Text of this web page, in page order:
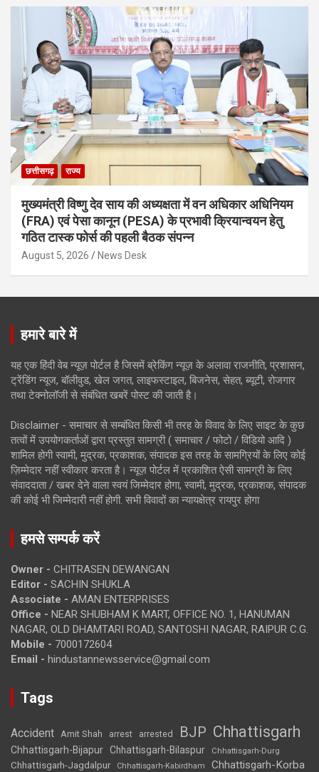
छत्तीसगढ़ राज्य
मुख्यमंत्री विष्णु देव साय की अध्यक्षता में वन अधिकार अधिनियम
(FRA) एवं पेसा कानून (PESA) के प्रभावी क्रियान्वयन हेतु
गठित टास्क फोर्स की पहली बैठक संपन्न
August 5, 2026 News Desk
हमारे बारे में
यह एक हिंदी वेब न्यूज़ पोर्टल है जिसमें ब्रेकिंग न्यूज़ के अलावा राजनीति, प्रशासन,
ट्रेंडिंग न्यूज, बॉलीवुड, खेल जगत, लाइफस्टाइल, बिजनेस, सेहत, ब्यूटी, रोजगार
तथा टेक्नोलॉजी से संबंधित खबरें पोस्ट की जाती है।
Disclaimer - समाचार से सम्बंधित किसी भी तरह के विवाद के लिए साइट के कुछ
तत्वों में उपयोगकर्ताओं द्वारा प्रस्तुत सामग्री ( समाचार / फोटो / विडियो आदि )
शामिल होगी स्वामी, मुद्रक, प्रकाशक, संपादक इस तरह के सामग्रियों के लिए कोई
ज़िम्मेदार नहीं स्वीकार करता है। न्यूज़ पोर्टल में प्रकाशित ऐसी सामग्री के लिए
संवाददाता / खबर देने वाला स्वयं जिम्मेदार होगा, स्वामी, मुद्रक, प्रकाशक, संपादक
की कोई भी जिम्मेदारी नहीं होगी. सभी विवादों का न्यायक्षेत्र रायपुर होगा
हमसे सम्पर्क करें
Owner - CHITRASEN DEWANGAN
Editor - SACHIN SHUKLA
Associate - AMAN ENTERPRISES
Office - NEAR SHUBHAM K MART, OFFICE NO. 1, HANUMAN
NAGAR, OLD DHAMTARI ROAD, SANTOSHI NAGAR, RAIPUR C.G.
Mobile - 7000172604
Email - hindustannewsservice@gmail.com
Tags
Accident Amit Shah arrest arrested BJP Chhattisgarh
Chhattisgarh-Bijapur Chhattisgarh-Bilaspur Chhattisgarh-Durg
Chhattisgarh-Jagdalpur Chhattisgarh-Kabirdham Chhattisgarh-Korba